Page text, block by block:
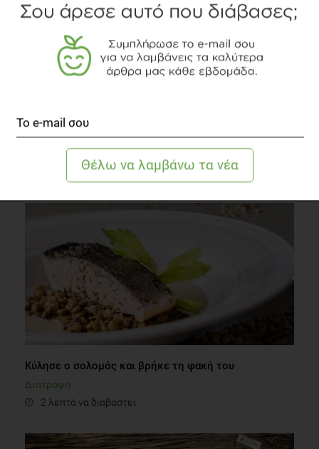
TOPICS
ΔΙΑΒΑΣΤΕ ΑΚΟΜΗ
Κύλησε ο σολομός και βρήκε τη φακή του
Διατροφή
2 λεπτά να διαβαστεί